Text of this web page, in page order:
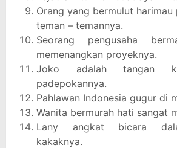
Orang yang bermulut
teman – temannya.
Seorang pengusaha
memenangkan proyeknya.
Joko adalah tangan
padepokannya.
Pahlawan Indonesia gugur di
Wanita bermurah hati sangat
Lany angkat bicara
kakaknya.